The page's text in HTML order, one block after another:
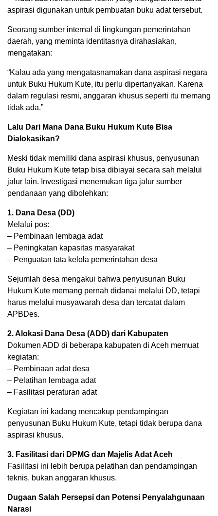
aspirasi digunakan untuk pembuatan buku adat tersebut.
Seorang sumber internal di lingkungan pemerintahan
daerah, yang meminta identitasnya dirahasiakan,
mengatakan:
“Kalau ada yang mengatasnamakan dana aspirasi negara
untuk Buku Hukum Kute, itu perlu dipertanyakan. Karena
dalam regulasi resmi, anggaran khusus seperti itu memang
tidak ada.”
Lalu Dari Mana Dana Buku Hukum Kute Bisa
Dialokasikan?
Meski tidak memiliki dana aspirasi khusus, penyusunan
Buku Hukum Kute tetap bisa dibiayai secara sah melalui
jalur lain. Investigasi menemukan tiga jalur sumber
pendanaan yang dibolehkan:
1. Dana Desa (DD)
Melalui pos:
– Pembinaan lembaga adat
– Peningkatan kapasitas masyarakat
– Penguatan tata kelola pemerintahan desa
Sejumlah desa mengakui bahwa penyusunan Buku
Hukum Kute memang pernah didanai melalui DD, tetapi
harus melalui musyawarah desa dan tercatat dalam
APBDes.
2. Alokasi Dana Desa (ADD) dari Kabupaten
Dokumen ADD di beberapa kabupaten di Aceh memuat
kegiatan:
– Pembinaan adat desa
– Pelatihan lembaga adat
– Fasilitasi peraturan adat
Kegiatan ini kadang mencakup pendampingan
penyusunan Buku Hukum Kute, tetapi tidak berupa dana
aspirasi khusus.
3. Fasilitasi dari DPMG dan Majelis Adat Aceh
Fasilitasi ini lebih berupa pelatihan dan pendampingan
teknis, bukan anggaran khusus.
Dugaan Salah Persepsi dan Potensi Penyalahgunaan
Narasi